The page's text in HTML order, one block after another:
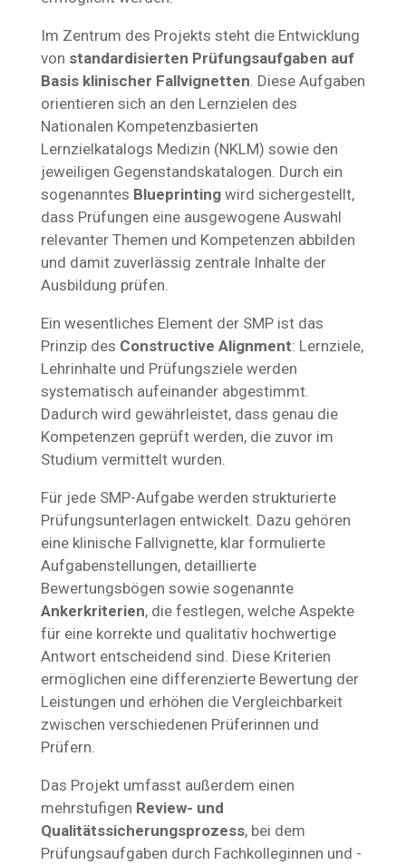
Im Zentrum des Projekts steht die Entwicklung
von standardisierten Prüfungsaufgaben auf
Basis klinischer Fallvignetten . Diese Aufgaben
orientieren sich an den Lernzielen des
Nationalen Kompetenzbasierten
Lernzielkatalogs Medizin (NKLM) sowie den
jeweiligen Gegenstandskatalogen. Durch ein
sogenanntes Blueprintingwird sichergestellt,
dass Prüfungen eine ausgewogene Auswahl
relevanter Themen und Kompetenzen abbilden
und damit zuverlässig zentrale Inhalte der
Ausbildung prüfen.
Ein wesentliches Element der SMP ist das
Prinzip des Constructive Alignment: Lernziele,
Lehrinhalte und Prüfungsziele werden
systematisch aufeinander abgestimmt.
Dadurch wird gewährleistet, dass genau die
Kompetenzen geprüft werden, die zuvor im
Studium vermittelt wurden.
Für jede SMP-Aufgabe werden strukturierte
Prüfungsunterlagen entwickelt. Dazu gehören
eine klinische Fallvignette, klar formulierte
Aufgabenstellungen, detaillierte
Bewertungsbögen sowie sogenannte
Ankerkriterien, die festlegen, welche Aspekte
für eine korrekte und qualitativ hochwertige
Antwort entscheidend sind. Diese Kriterien
ermöglichen eine differenzierte Bewertung der
Leistungen und erhöhen die Vergleichbarkeit
zwischen verschiedenen Prüferinnen und
Prüfern.
Das Projekt umfasst außerdem einen
mehrstufigen Review- und
Qualitätssicherungsprozess, bei dem
Prüfungsaufgaben durch Fachkolleginnen und -